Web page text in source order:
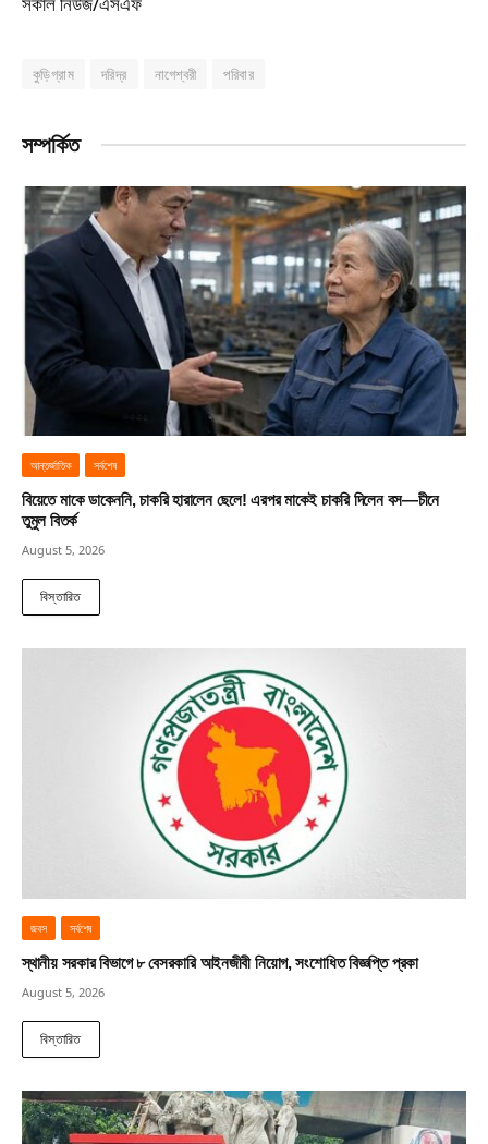
কুড়িগ্রাম দরিদ্র নাগেশ্বরী পরিবার
সম্পর্কিত
আন্তর্জাতিক সর্বশেষ
বিয়েতে মাকে ডাকেননি, চাকরি হারালেন ছেলে! এরপর মাকেই চাকরি দিলেন বস—চীনে
তুমুল বিতর্ক
August 5, 2026
বিস্তারিত
জবস সর্বশেষ
স্থানীয় সরকার বিভাগে ৮ বেসরকারি আইনজীবী নিয়োগ, সংশোধিত বিজ্ঞপ্তি প্রকা
August 5, 2026
বিস্তারিত